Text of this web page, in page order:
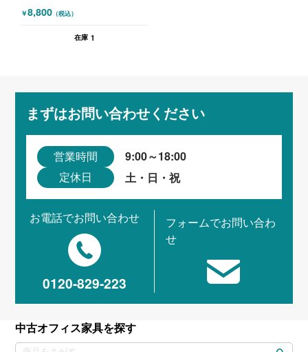
￥8,800 （税込）
在庫 1
まずはお問い合わせください
営業時間 9:00～18:00
定休日 土・日・祝
お電話でお問い合わせ
0120-829-223
フォームでお問い合わ
せ
中古オフィス家具を探す